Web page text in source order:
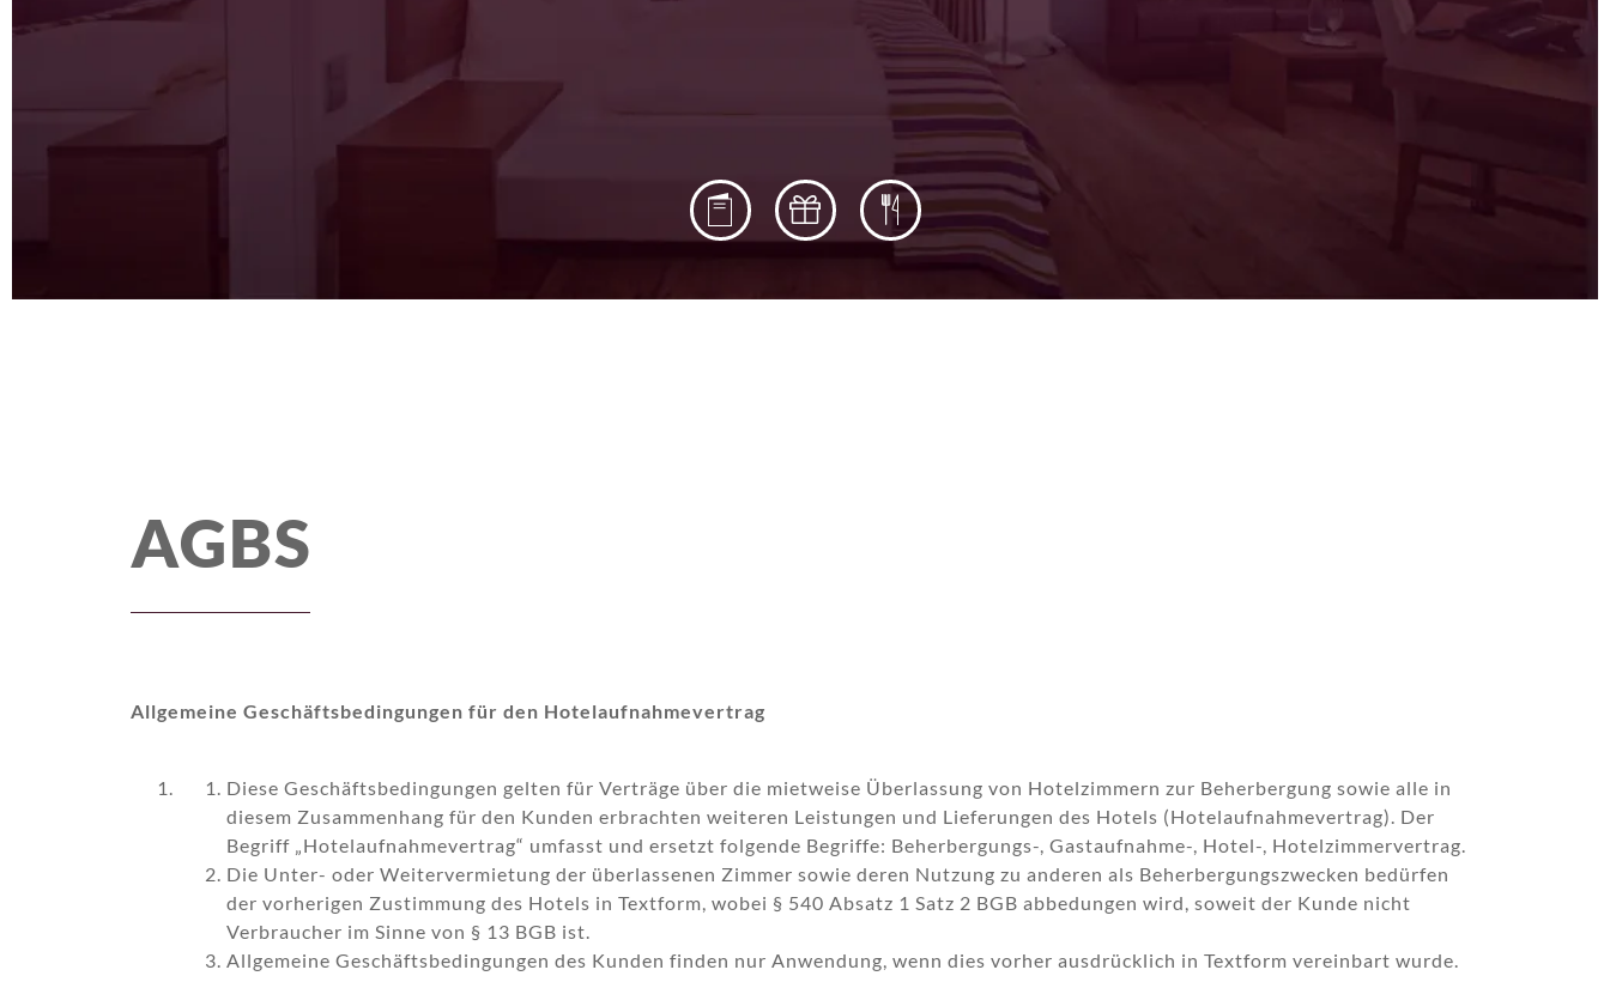
AGBS
Allgemeine Geschäftsbedingungen für den Hotelaufnahmevertrag
Diese Geschäftsbedingungen gelten für Verträge über die mietweise Überlassung von Hotelzimmern zur Beherbergung sowie alle in
diesem Zusammenhang für den Kunden erbrachten weiteren Leistungen und Lieferungen des Hotels (Hotelaufnahmevertrag). Der
Begriff „Hotelaufnahmevertrag“ umfasst und ersetzt folgende Begriffe: Beherbergungs-, Gastaufnahme-, Hotel-, Hotelzimmervertrag.
Die Unter- oder Weitervermietung der überlassenen Zimmer sowie deren Nutzung zu anderen als Beherbergungszwecken bedürfen
der vorherigen Zustimmung des Hotels in Textform, wobei § 540 Absatz 1 Satz 2 BGB abbedungen wird, soweit der Kunde nicht
Verbraucher im Sinne von § 13 BGB ist.
Allgemeine Geschäftsbedingungen des Kunden finden nur Anwendung, wenn dies vorher ausdrücklich in Textform vereinbart wurde.